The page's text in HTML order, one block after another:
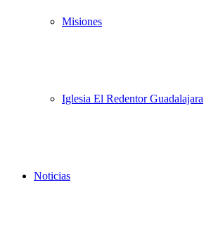
Misiones
Iglesia El Redentor Guadalajara
Noticias